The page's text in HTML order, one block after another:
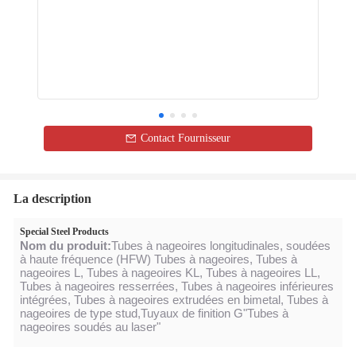
Contact Fournisseur
La description
Special Steel Products
Nom du produit:Tubes à nageoires longitudinales, soudées
à haute fréquence (HFW) Tubes à nageoires, Tubes à
nageoires L, Tubes à nageoires KL, Tubes à nageoires LL,
Tubes à nageoires resserrées, Tubes à nageoires inférieures
intégrées, Tubes à nageoires extrudées en bimetal, Tubes à
nageoires de type stud,Tuyaux de finition G"Tubes à
nageoires soudés au laser"